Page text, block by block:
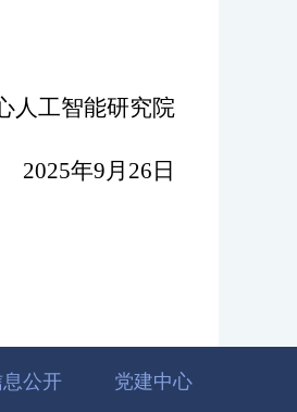
人工智能研究院
2025年9月 26 日
公开 党建中心